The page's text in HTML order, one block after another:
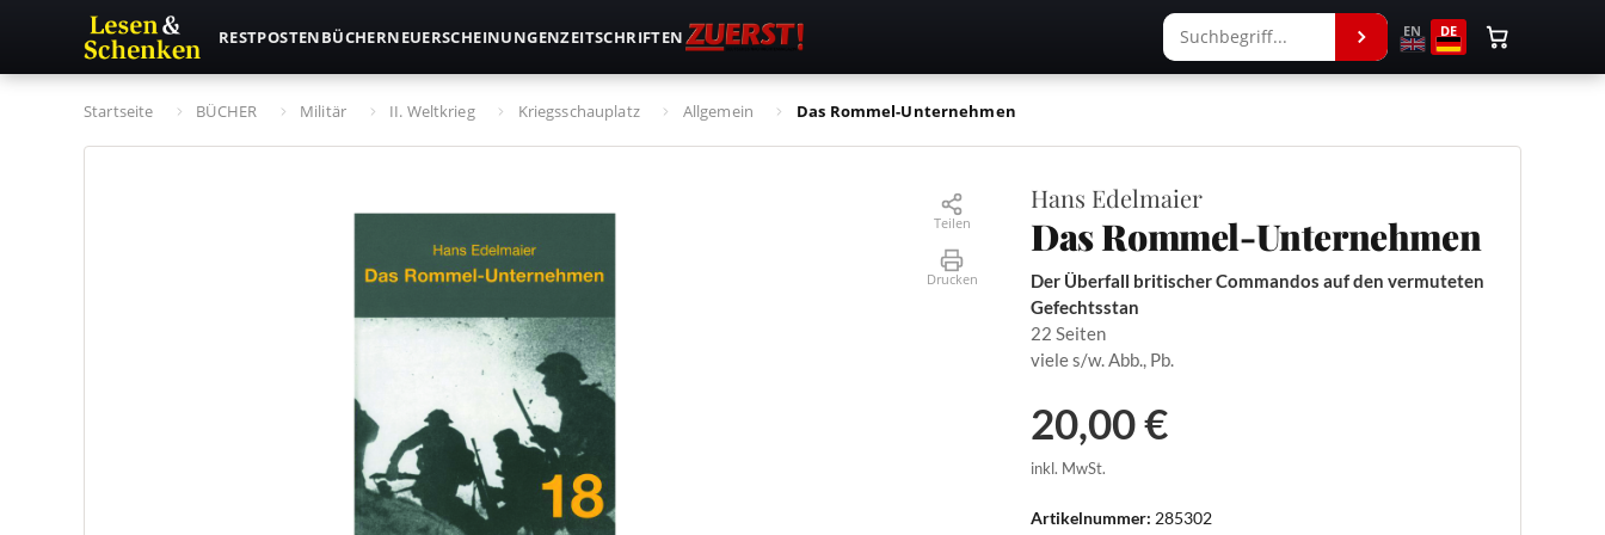
RESTPOSTENBÜCHERNEUERSCHEINUNGENZEITSCHRIFTEN EN DE
Startseite BÜCHER Militär II. Weltkrieg Kriegsschauplatz Allgemein Das Rommel-Unternehmen
Teilen
Drucken
Hans Edelmaier
Das Rommel-Unternehmen
Der Überfall britischer Commandos auf den vermuteten
Gefechtsstan
22 Seiten
viele s/w. Abb., Pb.
20,00 €
inkl. MwSt.
Artikelnummer: 285302